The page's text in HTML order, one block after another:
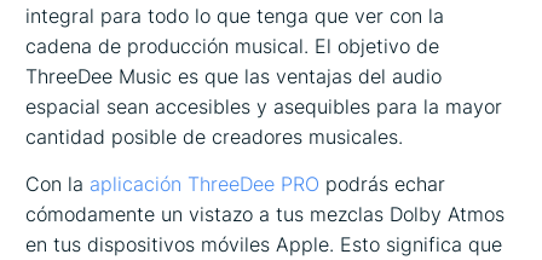
integral para todo lo que tenga que ver con la
cadena de producción musical. El objetivo de
ThreeDee Music es que las ventajas del audio
espacial sean accesibles y asequibles para la mayor
cantidad posible de creadores musicales.
Con la aplicación ThreeDee PRO podrás echar
cómodamente un vistazo a tus mezclas Dolby Atmos
en tus dispositivos móviles Apple. Esto significa que